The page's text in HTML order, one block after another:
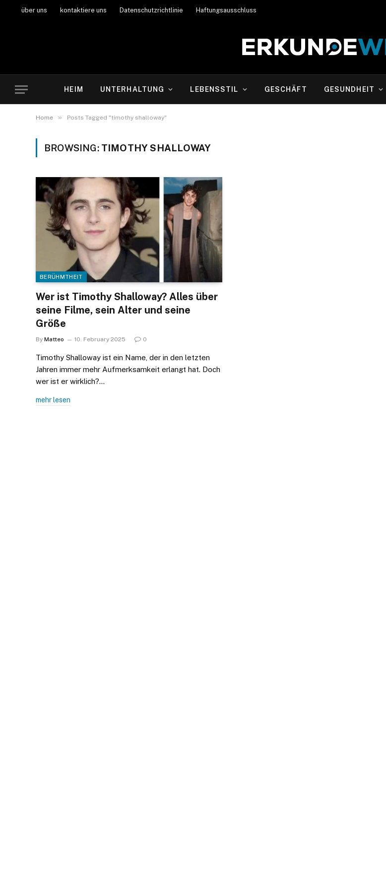
über uns kontaktiere uns Datenschutzrichtlinie Haftungsausschluss
HEIM UNTERHALTUNG LEBENSSTIL GESCHÄFT GESUNDHEIT
Home » Posts Tagged "timothy shalloway"
BROWSING: TIMOTHY SHALLOWAY
BERÜHMTHEIT
Wer ist Timothy Shalloway? Alles über
seine Filme, sein Alter und seine
Größe
By Matteo 10. February 2025 0
Timothy Shalloway ist ein Name, der in den letzten
Jahren immer mehr Aufmerksamkeit erlangt hat. Doch
wer ist er wirklich?…
mehr lesen